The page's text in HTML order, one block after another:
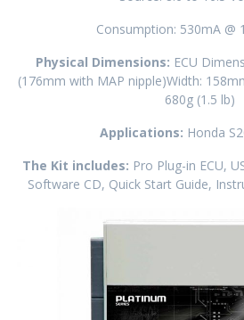
Consumption: 530mA @
Physical Dimensions: ECU
(176mm with MAP nipple)Width:
680g (1.5 lb)
Applications: Honda
The Kit includes: Pro Plug-in ECU,
Software CD, Quick Start Guide,